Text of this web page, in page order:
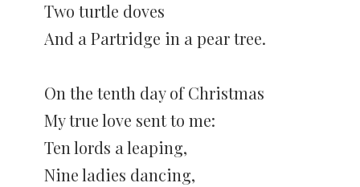
Two turtle doves
And a Partridge in a pear tree.
On the tenth day of Christmas
My true love sent to me:
Ten lords a leaping,
Nine ladies dancing,